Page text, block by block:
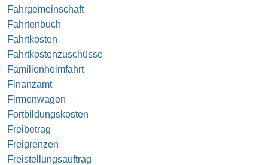
Fahrgemeinschaft
Fahrtenbuch
Fahrtkosten
Fahrtkostenzuschüsse
Familienheimfahrt
Finanzamt
Firmenwagen
Fortbildungskosten
Freibetrag
Freigrenzen
Freistellungsauftrag